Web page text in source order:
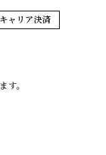
キャリア決済
。